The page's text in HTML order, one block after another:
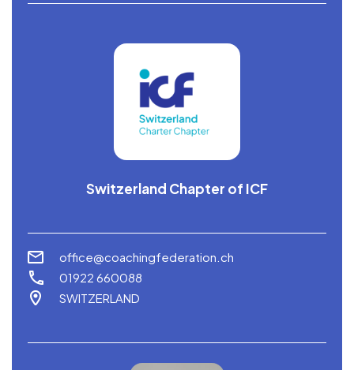
Switzerland Chapter of ICF
office@coachingfederation.ch
01922 660088
SWITZERLAND